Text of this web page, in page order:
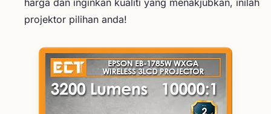
projektor pilihan anda!